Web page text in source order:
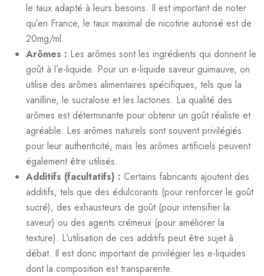
le taux adapté à leurs besoins. Il est important de noter
qu’en France, le taux maximal de nicotine autorisé est de
20mg/ml.
Arômes : Les arômes sont les ingrédients qui donnent le
goût à l’e-liquide. Pour un e-liquide saveur guimauve, on
utilise des arômes alimentaires spécifiques, tels que la
vanilline, le sucralose et les lactones. La qualité des
arômes est déterminante pour obtenir un goût réaliste et
agréable. Les arômes naturels sont souvent privilégiés
pour leur authenticité, mais les arômes artificiels peuvent
également être utilisés.
Additifs (facultatifs) : Certains fabricants ajoutent des
additifs, tels que des édulcorants (pour renforcer le goût
sucré), des exhausteurs de goût (pour intensifier la
saveur) ou des agents crémeux (pour améliorer la
texture). L’utilisation de ces additifs peut être sujet à
débat. Il est donc important de privilégier les e-liquides
dont la composition est transparente.